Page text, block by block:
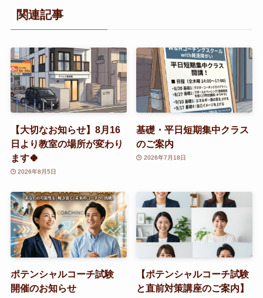
関連記事
【大切なお知らせ】8月16
日より教室の場所が変わり
ます🍀
2026年8月5日
基礎・平日短期集中クラス
のご案内
2026年7月18日
ポテンシャルコーチ試験
開催のお知らせ
【ポテンシャルコーチ試験
と直前対策講座のご案内】